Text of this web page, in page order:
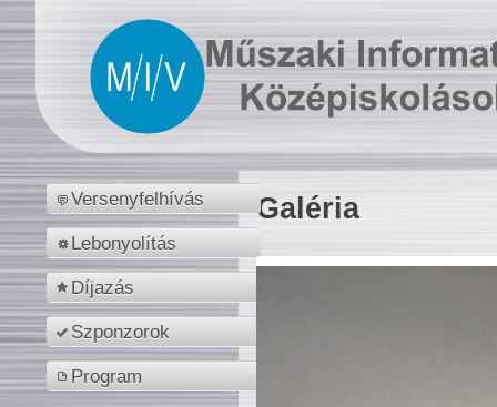
Versenyfelhívás
Lebonyolítás
Díjazás
Szponzorok
Program
Galéria